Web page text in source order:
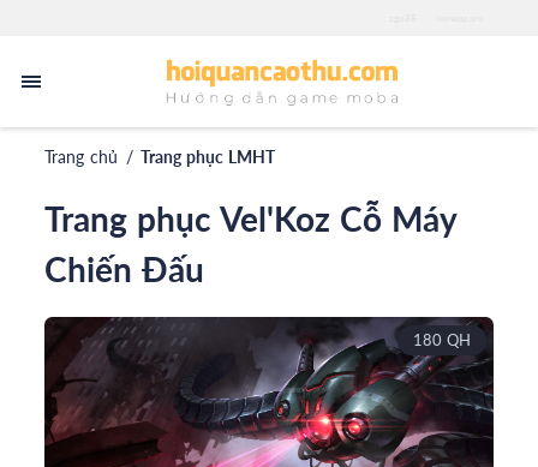
Trang chủ / Trang phục LMHT
Trang phục Vel'Koz Cỗ Máy
Chiến Đấu
180 QH